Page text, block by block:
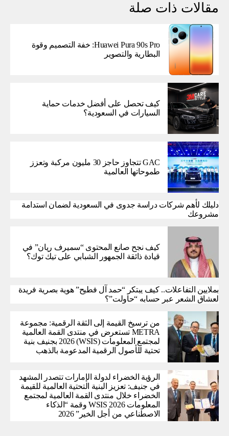
مقالات ذات صلة
Huawei Pura 90s Pro: خفة التصميم وقوة
البطارية والتصوير
كيف تحصل على أفضل خدمات حماية
السيارات في السعودية؟
GAC تتجاوز حاجز 30 مليون مركبة وتعزز
طموحاتها العالمية
دليلك لأهم شركات دراسة جدوى في السعودية لضمان استدامة
مشروعك
كيف نجح صانع المحتوى “سميرف ريان” في
قيادة ذائقة الجمهور الشبابي على تيك توك؟
بملايين التفاعلات.. كيف يبتكر “حمد آل فطيح” هوية بصرية فريدة
لعشاق الشعر عبر حسابه “حاولت”؟
من ترسيخ القيمة إلى الثقة الرقمية: مجموعة
METRA تستعرض في منتدى القمة العالمية
لمجتمع المعلومات (WSIS) 2026 بجنيف بنية
تحتية للأصول الرقمية المدعومة بالذهب
الرؤية الخضراء لدولة الإمارات تتصدر المشهد
في جنيف: تعزيز البنية التحتية العالمية للقيمة
الخضراء خلال منتدى القمة العالمية لمجتمع
المعلومات WSIS 2026 وقمة “الذكاء
الاصطناعي من أجل الخير” 2026